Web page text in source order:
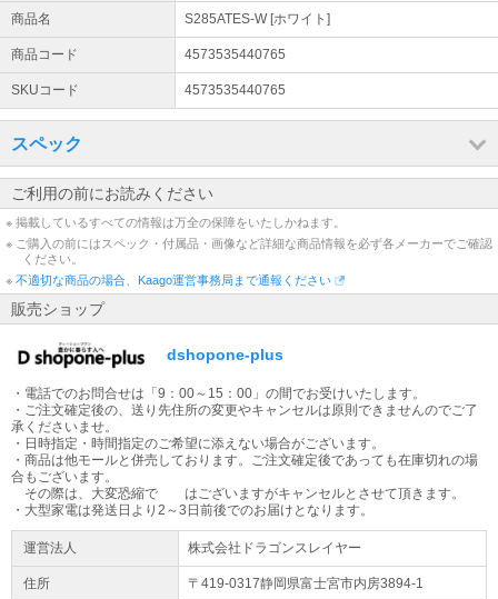
エアコン設置工事お申込みまたはご検討のお客様へ
エアコン設置サービスは全国対応しております（窓用エアコンは工
事対象外です）。 エアコンのご注文→商品の出荷→設置業者様より
工事日のご連絡→設置工事の流れとなります。（商品は先納品で
す）
配送について
配送先が【沖縄県・離島】の場合は通常配送と異なるため、ご注文
をいただいた商品によっては、お届けまで日数を要する場合がござ
います。ご了承くださいませ。
出荷日についてのお知らせ
平日13時までの代引きご注文(振り込みご入金確認)は当日出荷致し
ます(土日除く)。【大型商品】に関しては輸送方法が通常の宅配便
とは異なる為、ご入金確認後の発送から2～3日での配送予定となり
大型商品（梱包サイズ合計が260cmもしくは50kg以上）はヤマトホ
ームコンビニエンスでの配送となります。配送業者より到着時間の
ご連絡が当日午前中にございます。
大型家電をご購入のお客様へ
大型商品は原則日時指定不可となります。配送日のご入力は希望日
となります。地域によってはご希望に添えない場合もございます。
ご容赦ください。 ※大型商品配送不可地域：沖縄、その他離島地域
商品名 S285ATES-W [ホワイト]
商品コード 4573535440765
SKUコード 4573535440765
スペック
ご利用の前にお読みください
※ 掲載しているすべての情報は万全の保障をいたしかねます。
※ ご購入の前にはスペック・付属品・画像など詳細な商品情報を必ず各メーカーでご確認
ください。
※ 不適切な商品の場合、Kaago運営事務局まで通報ください
販売ショップ
dshopone-plus
・電話でのお問合せは「9：00～15：00」の間でお受けいたします。
・ご注文確定後の、送り先住所の変更やキャンセルは原則できませんのでご了
承くださいませ。
・日時指定・時間指定のご希望に添えない場合がございます。
・商品は他モールと併売しております。ご注文確定後であっても在庫切れの場
合もございます。
その際は、大変恐縮で はございますがキャンセルとさせて頂きます。
・大型家電は発送日より2～3日前後でのお届けとなります。
運営法人 株式会社ドラゴンスレイヤー
住所 〒419-0317静岡県富士宮市内房3894-1